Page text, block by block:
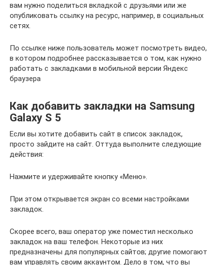
вам нужно поделиться вкладкой с друзьями или же
опубликовать ссылку на ресурс, например, в социальных
сетях.
По ссылке ниже пользователь может посмотреть видео,
в котором подробнее рассказывается о том, как нужно
работать с закладками в мобильной версии Яндекс
браузера
Как добавить закладки на Samsung
Galaxy S 5
Если вы хотите добавить сайт в список закладок,
просто зайдите на сайт. Оттуда выполните следующие
действия:
Нажмите и удерживайте кнопку «Меню».
При этом открывается экран со всеми настройками
закладок.
Скорее всего, ваш оператор уже поместил несколько
закладок на ваш телефон. Некоторые из них
предназначены для популярных сайтов; другие помогают
вам управлять своим аккаунтом. Дело в том, что вы